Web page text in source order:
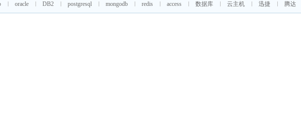
oracle DB2 postgresql mongodb redis access 数据库 云主机 迅捷 腾达